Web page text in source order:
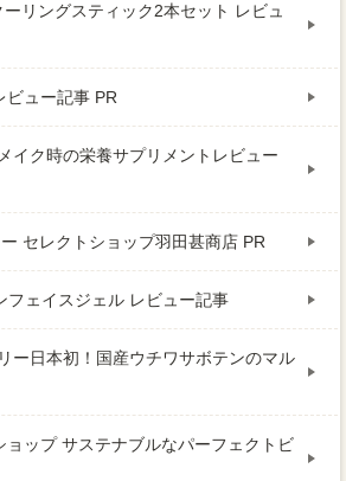
リングスティック2本セット レビュ
ビュー記事 PR
イク時の栄養サプリメントレビュー
セレクトショップ羽田甚商店 PR
フェイスジェル レビュー記事
ー日本初！国産ウチワサボテンのマル
ョップ サステナブルなパーフェクトビ